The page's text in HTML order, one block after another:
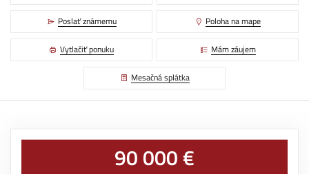
Poslať známemu Poloha na mape
Vytlačiť ponuku Mám záujem
Mesačná splátka
90 000 €